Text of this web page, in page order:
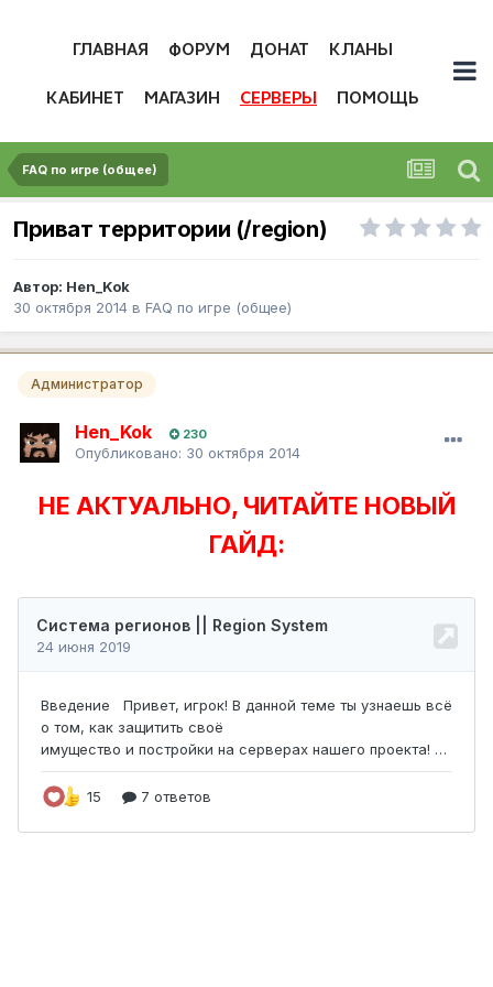
ГЛАВНАЯ ФОРУМ ДОНАТ КЛАНЫ
КАБИНЕТ МАГАЗИН СЕРВЕРЫ ПОМОЩЬ
FAQ по игре (общее)
Приват территории (/region)
Автор: Hen_Kok
30 октября 2014 в FAQ по игре (общее)
Администратор
Hen_Kok 230
Опубликовано: 30 октября 2014
НЕ АКТУАЛЬНО, ЧИТАЙТЕ НОВЫЙ
ГАЙД: